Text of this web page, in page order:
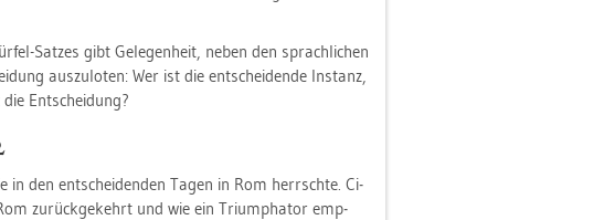
Sat­zes gibt Ge­le­gen­heit, neben den sprach­li­chen
aus­zu­lo­ten: Wer ist die ent­schei­den­de In­stanz,
Ent­schei­dung?
in den ent­schei­den­den Tagen in Rom herrsch­te. Ci­
zu­rück­ge­kehrt und wie ein Tri­um­pha­tor emp­